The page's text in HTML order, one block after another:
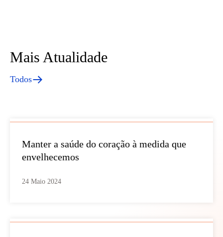
Mais Atualidade
Todos
Manter a saúde do coração à medida que
envelhecemos
24 Maio 2024